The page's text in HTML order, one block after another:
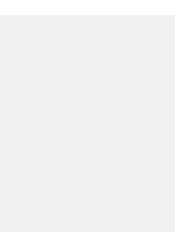
替える
テクニック
タベース「Places」の正体